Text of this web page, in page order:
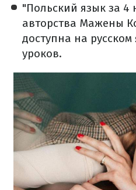
"Польский язык за 4
авторства Мажены
доступна на
уроков.